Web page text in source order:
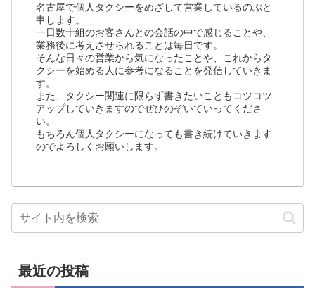
名古屋で個人タクシーをめざして営業しているのぶと
申します。
一日数十組のお客さんとの会話の中で感じることや、
業務後に考えさせられることは毎日です。
そんな日々の営業から気になったことや、これからタ
クシーを始める人に参考になることを発信していきま
す。
また、タクシー関連に限らず書きたいこともコツコツ
アップしていきますのでぜひのぞいていってくださ
い。
もちろん個人タクシーになっても書き続けていきます
のでよろしくお願いします。
最近の投稿